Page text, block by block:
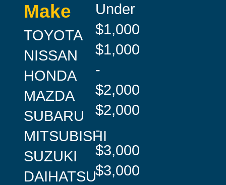
Make
TOYOTA
NISSAN
HONDA
MAZDA
SUBARU
MITSUBISHI
SUZUKI
DAIHATSU
Under
$1,000
$1,000
-
$2,000
$2,000
-
$3,000
$3,000